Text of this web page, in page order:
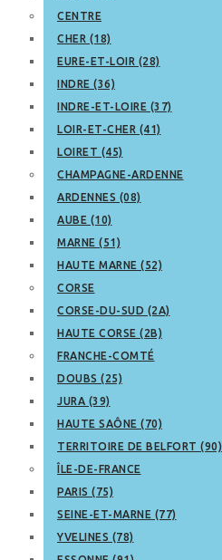
CENTRE
CHER (18)
EURE-ET-LOIR (28)
INDRE (36)
INDRE-ET-LOIRE (37)
LOIR-ET-CHER (41)
LOIRET (45)
CHAMPAGNE-ARDENNE
ARDENNES (08)
AUBE (10)
MARNE (51)
HAUTE MARNE (52)
CORSE
CORSE-DU-SUD (2A)
HAUTE CORSE (2B)
FRANCHE-COMTÉ
DOUBS (25)
JURA (39)
HAUTE SAÔNE (70)
TERRITOIRE DE BELFORT (90)
ÎLE-DE-FRANCE
PARIS (75)
SEINE-ET-MARNE (77)
YVELINES (78)